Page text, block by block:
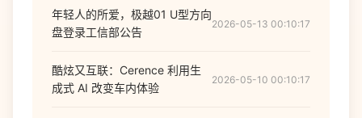
年轻人的所爱，极越01 U型方向
盘登录工信部公告
2026-05-13 00:10:17
酷炫又互联：Cerence 利用生
成式 AI 改变车内体验
2026-05-10 00:10:17